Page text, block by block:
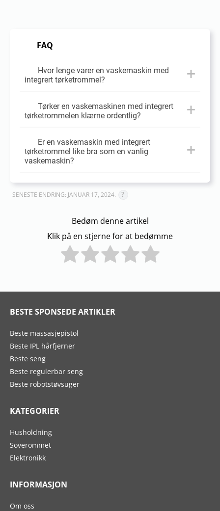
FAQ
Hvor lenge varer en vaskemaskin med
integrert tørketrommel?
Tørker en vaskemaskinen med integrert
tørketrommelen klærne ordentlig?
Er en vaskemaskin med integrert
tørketrommel like bra som en vanlig
vaskemaskin?
SENESTE ENDRING: JANUAR 17, 2024.
Bedøm denne artikel
Klik på en stjerne for at bedømme
INFORMASJON
Om oss
KATEGORIER
Husholdning
Soverommet
Elektronikk
BESTE SPONSEDE ARTIKLER
Beste massasjepistol
Beste IPL hårfjerner
Beste seng
Beste regulerbar seng
Beste robotstøvsuger